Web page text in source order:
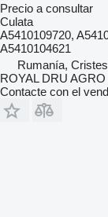
Precio a consultar
Culata
A5410109720,
A5410104621
Rumanía,
ROYAL DRU AGRO
Contacte con el